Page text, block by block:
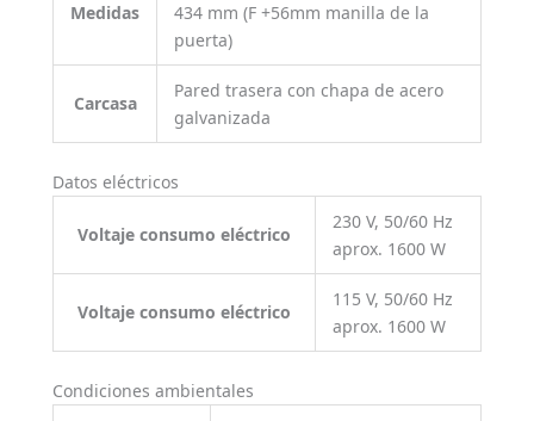
Medidas
434 mm (F +56mm manilla de la
puerta)
Carcasa
Pared trasera con chapa de acero
galvanizada
Datos eléctricos
Voltaje consumo eléctrico
230 V, 50/60 Hz
aprox. 1600 W
Voltaje consumo eléctrico
115 V, 50/60 Hz
aprox. 1600 W
Condiciones ambientales